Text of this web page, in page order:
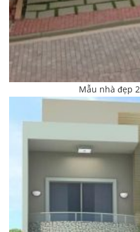
Mẫu nhà đẹp